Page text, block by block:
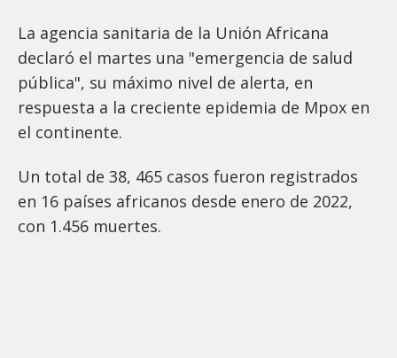
La agencia sanitaria de la Unión Africana
declaró el martes una "emergencia de salud
pública", su máximo nivel de alerta, en
respuesta a la creciente epidemia de Mpox en
el continente.
Un total de 38, 465 casos fueron registrados
en 16 países africanos desde enero de 2022,
con 1.456 muertes.